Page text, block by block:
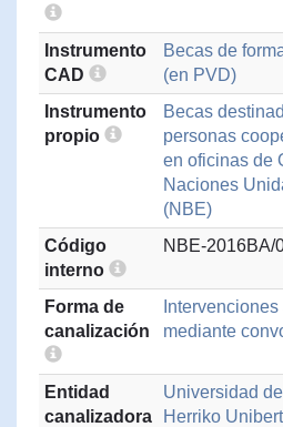
Instrumento
CAD
Becas de
(en PVD)
Instrumento
propio
Becas
personas
en oficinas de
Naciones
(NBE)
Código
interno
NBE-2016BA/
Forma de
canalización
mediante
Entidad
canalizadora
Universidad
Herriko